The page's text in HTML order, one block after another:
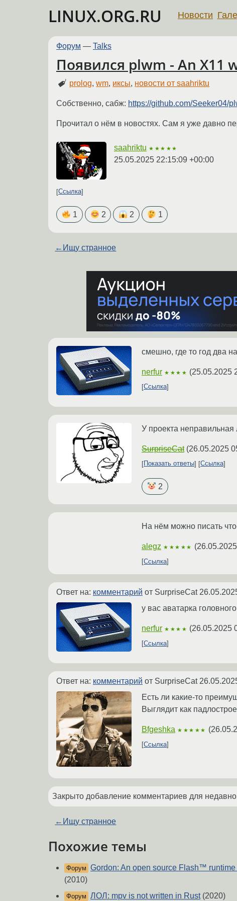
LINUX.ORG.RU Новости
Форум — Talks
Появился plwm - An X11
prolog,wm, иксы, новости от saahriktu
Собственно, сабж: https://github.com/Seeker04/
Прочитал о нём в новостях. Сам я уже давно
saahriktu ★★★★★
25.05.2025 22:15:09 +00:00
Ссылка
1 2 2 1
← Ищу странное
смешно, где то год два
nerfur ★★★★ (25.05.2025
Ссылка
У проекта
SurpriseCat (26.05.2025
Показать ответы Ссылка
2
На нём можно писать
alegz ★★★★★ (
Ссылка
Ответ на: комментарий от SurpriseCat
у вас аватарка
nerfur ★★★★ (26.05.2025
Ссылка
Ответ на: комментарий от SurpriseCat
Есть ли какие-то
Выглядит как
Bfgeshka ★★★★★ (
Ссылка
Закрыто добавление комментариев для
← Ищу странное
Похожие темы
Форум Gordon: An open source Flash™
(2010)
Форум ЛОЛ: mpv is not written in Rust(2020)